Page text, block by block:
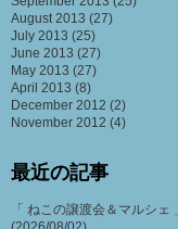
August 2013 (27)
July 2013 (25)
June 2013 (27)
May 2013 (27)
April 2013 (8)
December 2012 (2)
November 2012 (4)
最近の記事
「 ねこの譲渡会＆マルシェ 」